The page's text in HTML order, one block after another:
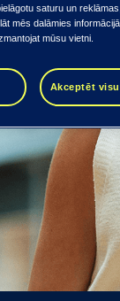
saturu un
mēs dalāmies
mūsu vietni.
Akceptēt